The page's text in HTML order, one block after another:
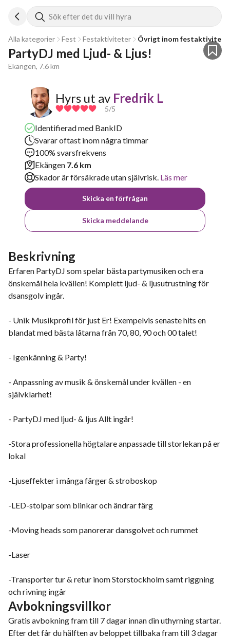
Sök efter det du vill hyra
Alla kategorier Fest Festaktiviteter Övrigt inom
PartyDJ med Ljud- & Ljus!
Ekängen, 7.6 km
Hyrs ut av Fredrik L
5/5
Identifierad med BankID
Svarar oftast inom några timmar
100% svarsfrekvens
Ekängen 7.6 km
Skador är försäkrade utan självrisk. Läs mer
Skicka en förfrågan
Skicka meddelande
Beskrivning
Erfaren PartyDJ som spelar bästa partymusiken och era
önskemål hela kvällen! Komplett ljud- & ljusutrustning för
dsansgolv ingår.
- Unik Musikprofil för just Er! Exempelvis senaste hits en
blandat med bästa låtarna från 70, 80, 90 och 00 talet!
- Igenkänning & Party!
- Anpassning av musik & önskemål under kvällen - en
självklarhet!
- PartyDJ med ljud- & ljus Allt ingår!
-Stora professionella högtalare anpassade till storlekan på er
lokal
-Ljuseffekter i många färger & stroboskop
-LED-stolpar som blinkar och ändrar färg
-Moving heads som panorerar dansgolvet och rummet
-Laser
-Transporter tur & retur inom Storstockholm samt riggning
och rivning ingår
Avbokningsvillkor
Gratis avbokning fram till 7 dagar innan din uthyrning startar.
Efter det får du hälften av beloppet tillbaka fram till 3 dagar